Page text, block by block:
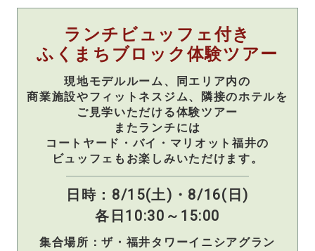
ランチビュッフェ付き
ふくまちブロック体験ツアー
現地モデルルーム、同エリア内の
商業施設やフィットネスジム、
隣接のホテルを
ご見学いただける体験ツアー
またランチには
コートヤード・バイ・マリオット福井の
ビュッフェもお楽しみいただけます。
日時：8/15(土)・8/16(日)
各日10:30～15:00
集合場所：ザ・福井タワーイニシアグラン